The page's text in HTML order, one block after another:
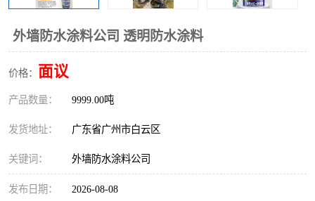
外墙防水涂料公司 透明防水涂料
价格： 面议
产品数量： 9999.00吨
发货地址： 广东省广州市白云区
关键词： 外墙防水涂料公司
发布日期： 2026-08-08